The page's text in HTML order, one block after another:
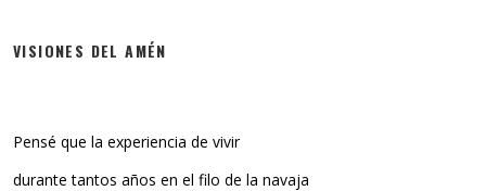
VISIONES DEL AMÉN
Pensé que la experiencia de vivir
durante tantos años en el filo de la navaja